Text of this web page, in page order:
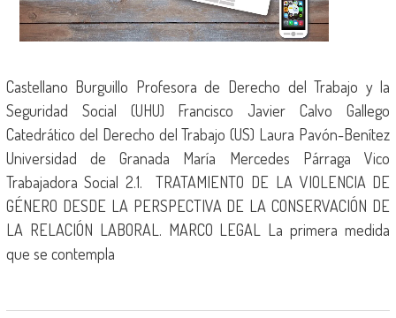
Castellano Burguillo Profesora de Derecho del Trabajo y la
Seguridad Social (UHU) Francisco Javier Calvo Gallego
Catedrático del Derecho del Trabajo (US) Laura Pavón-Benítez
Universidad de Granada María Mercedes Párraga Vico
Trabajadora Social 2.1. TRATAMIENTO DE LA VIOLENCIA DE
GÉNERO DESDE LA PERSPECTIVA DE LA CONSERVACIÓN DE
LA RELACIÓN LABORAL. MARCO LEGAL La primera medida
que se contempla